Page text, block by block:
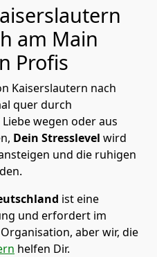
am Main
Profis
Kaiserslautern nach
quer durch
wegen oder aus
Dein Stresslevel wird
und die ruhigen
ist eine
und erfordert im
aber wir, die
helfen Dir.